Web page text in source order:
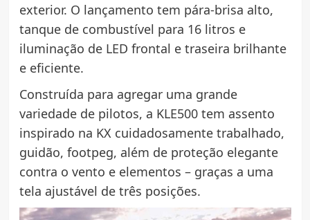
exterior. O lançamento tem pára-brisa alto,
tanque de combustível para 16 litros e
iluminação de LED frontal e traseira brilhante
e eficiente.
Construída para agregar uma grande
variedade de pilotos, a KLE500 tem assento
inspirado na KX cuidadosamente trabalhado,
guidão, footpeg, além de proteção elegante
contra o vento e elementos – graças a uma
tela ajustável de três posições.